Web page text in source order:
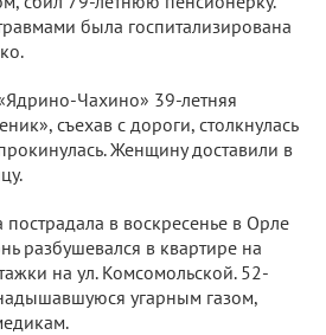
была госпитализирована
Чахино» 39-летняя
съехав с дороги, столкнулась
Женщину доставили в
в воскресенье в Орле
разбушевался в квартире на
на ул. Комсомольской. 52-
угарным газом,